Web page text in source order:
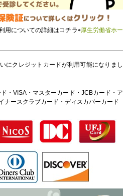
用についての詳細はコチラ⇨厚生労働省ホー
にクレジットカードが利用可能になりまし
・VISA・マスターカード・JCBカード・ア
ナースクラブカード・ディスカバーカード